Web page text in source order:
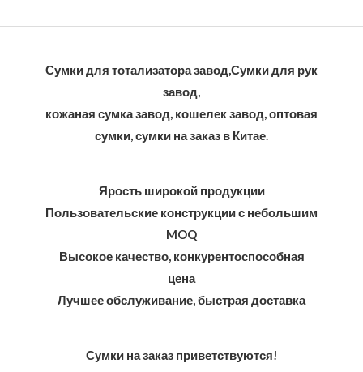
Сумки для тотализатора завод,Сумки для рук
завод,
кожаная сумка завод, кошелек завод, оптовая
сумки, сумки на заказ в Китае.
Ярость широкой продукции
Пользовательские конструкции с небольшим
MOQ
Высокое качество, конкурентоспособная
цена
Лучшее обслуживание, быстрая доставка
Сумки на заказ приветствуются!